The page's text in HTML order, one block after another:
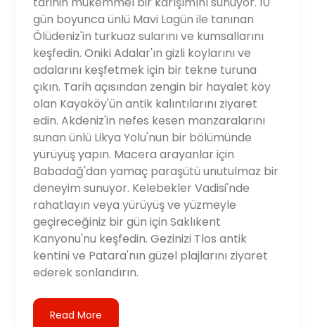
gün boyunca ünlü Mavi Lagün ile tanınan
Ölüdeniz'in turkuaz sularını ve kumsallarını
keşfedin. Oniki Adalar'ın gizli koylarını ve
adalarını keşfetmek için bir tekne turuna
çıkın. Tarih açısından zengin bir hayalet köy
olan Kayaköy'ün antik kalıntılarını ziyaret
edin. Akdeniz'in nefes kesen manzaralarını
sunan ünlü Likya Yolu'nun bir bölümünde
yürüyüş yapın. Macera arayanlar için
Babadağ'dan yamaç paraşütü unutulmaz bir
deneyim sunuyor. Kelebekler Vadisi'nde
rahatlayın veya yürüyüş ve yüzmeyle
geçireceğiniz bir gün için Saklıkent
Kanyonu'nu keşfedin. Gezinizi Tlos antik
kentini ve Patara'nın güzel plajlarını ziyaret
ederek sonlandırın.
Read More